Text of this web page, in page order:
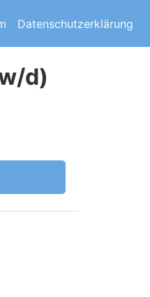
Datenschutzerklärung
d)